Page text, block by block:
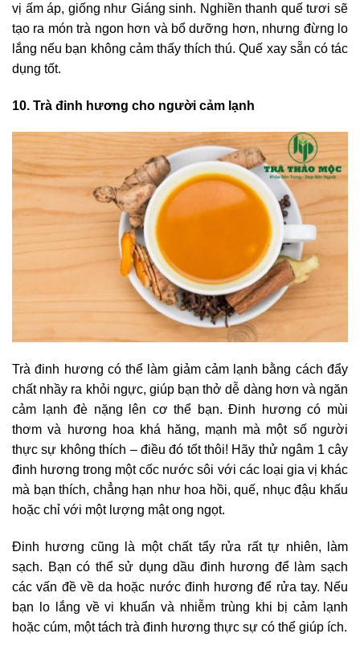
vị ấm áp, giống như Giáng sinh. Nghiền thanh quế tươi sẽ
tạo ra món trà ngon hơn và bổ dưỡng hơn, nhưng đừng lo
lắng nếu bạn không cảm thấy thích thú. Quế xay sẵn có tác
dụng tốt.
10. Trà đinh hương cho người cảm lạnh
Trà đinh hương có thể làm giảm cảm lạnh bằng cách đẩy
chất nhầy ra khỏi ngực, giúp bạn thở dễ dàng hơn và ngăn
cảm lạnh đè nặng lên cơ thể bạn. Đinh hương có mùi
thơm và hương hoa khá hăng, mạnh mà một số người
thực sự không thích – điều đó tốt thôi! Hãy thử ngâm 1 cây
đinh hương trong một cốc nước sôi với các loại gia vị khác
mà bạn thích, chẳng hạn như hoa hồi, quế, nhục đậu khấu
hoặc chỉ với một lượng mật ong ngọt.
Đinh hương cũng là một chất tẩy rửa rất tự nhiên, làm
sạch. Bạn có thể sử dụng dầu đinh hương để làm sạch
các vấn đề về da hoặc nước đinh hương để rửa tay. Nếu
bạn lo lắng về vi khuẩn và nhiễm trùng khi bị cảm lạnh
hoặc cúm, một tách trà đinh hương thực sự có thể giúp ích.